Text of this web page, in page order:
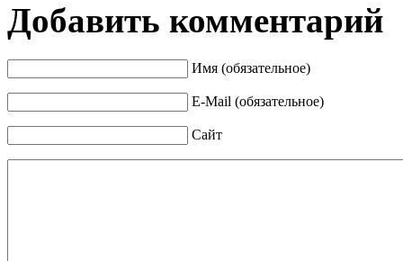
Добавить комментарий
Имя (обязательное)
E-Mail (обязательное)
Сайт